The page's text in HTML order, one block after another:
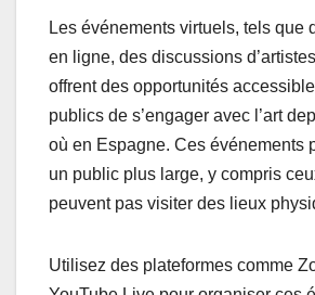
Les événements virtuels, tels que
en ligne, des discussions
offrent des opportunités
publics de s’engager avec l’art
où en Espagne. Ces événements
un public plus large, y compris
peuvent pas visiter des lieux
Utilisez des plateformes comme